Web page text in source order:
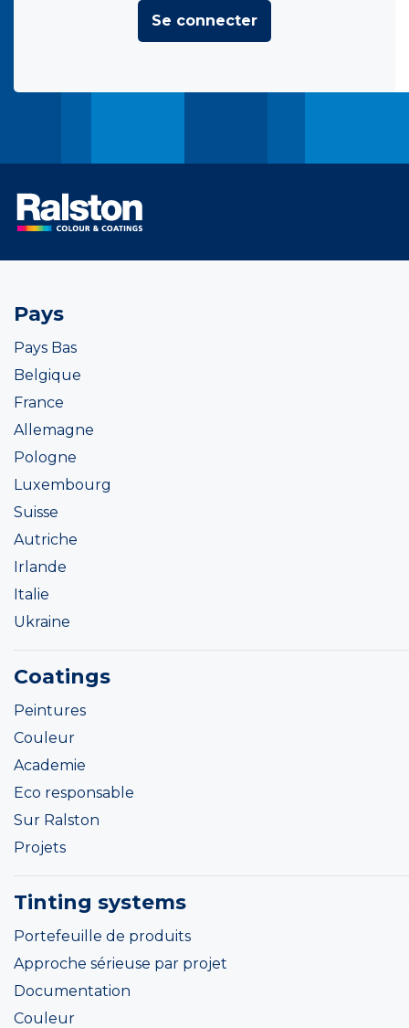
Se connecter
Pays
Pays Bas
Belgique
France
Allemagne
Pologne
Luxembourg
Suisse
Autriche
Irlande
Italie
Ukraine
Coatings
Peintures
Couleur
Academie
Eco responsable
Sur Ralston
Projets
Tinting systems
Portefeuille de produits
Approche sérieuse par projet
Documentation
Couleur